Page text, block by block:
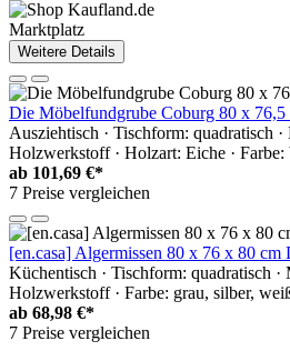
Marktplatz
Weitere Details
Die Möbelfundgrube Coburg 80 x 76,5
Ausziehtisch · Tischform: quadratisch
Holzwerkstoff · Holzart: Eiche · Farbe:
ab 101,69 €*
7 Preise vergleichen
[en.casa] Algermissen 80 x 76 x 80 cm
Küchentisch · Tischform: quadratisch
Holzwerkstoff · Farbe: grau, silber,
ab 68,98 €*
7 Preise vergleichen